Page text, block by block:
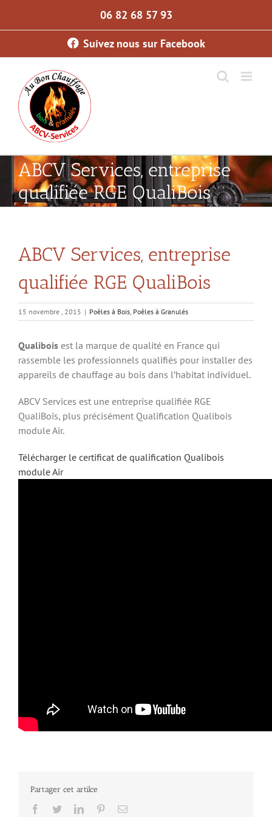
06 82 68 57 93
Suivez nous sur Facebook
ABCV Services, entreprise
qualifiée RGE QualiBois
ABCV Services, entreprise
qualifiée RGE QualiBois
15 novembre , 2015 | Poêles à Bois Poêles à Granulés
Qualibois est la marque de qualité en France qui
rassemble les professionnels qualifiés pour installer des
appareils de chauffage au bois dans l’habitat individuel.
ABCV Services est une entreprise qualifiée RGE
QualiBois, plus précisément Qualification Qualibois
module Air.
Télécharger le certificat de qualification Qualibois
module Air
Partager cet artilce
Facebook
TwitterLinkedInPinterestEmail